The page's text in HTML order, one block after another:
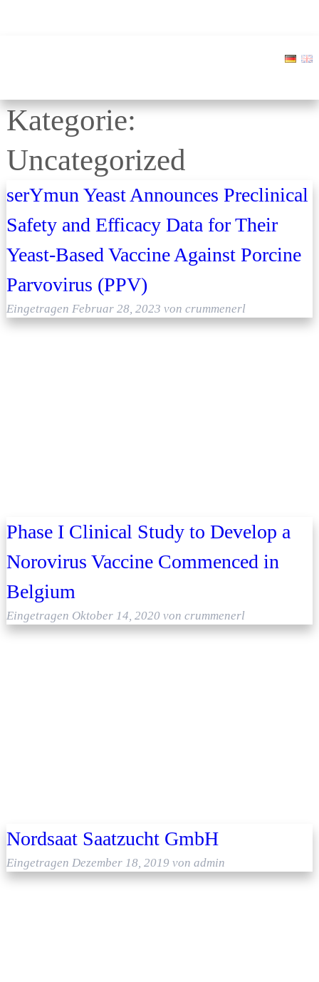
Kategorie:
Uncategorized
serYmun Yeast Announces Preclinical
Safety and Efficacy Data for Their
Yeast-Based Vaccine Against Porcine
Parvovirus (PPV)
Eingetragen Februar 28, 2023 von crummenerl
Phase I Clinical Study to Develop a
Norovirus Vaccine Commenced in
Belgium
Eingetragen Oktober 14, 2020 von crummenerl
Nordsaat Saatzucht GmbH
Eingetragen Dezember 18, 2019 von admin